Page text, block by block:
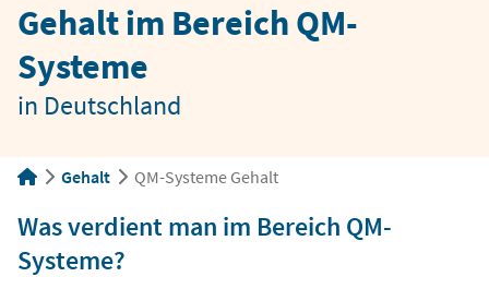
Gehalt im Bereich QM-
Systeme
in Deutschland
Gehalt QM-Systeme Gehalt
Was verdient man im Bereich QM-
Systeme?